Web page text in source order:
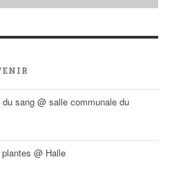
du sang@ salle communale du
plantes@ Halle